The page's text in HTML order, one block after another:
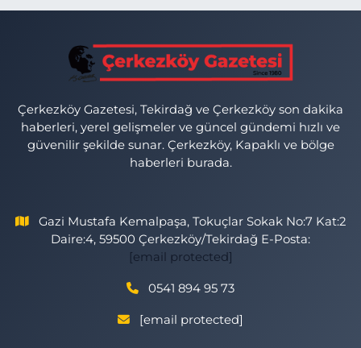
Çerkezköy Gazetesi, Tekirdağ ve Çerkezköy son dakika
haberleri, yerel gelişmeler ve güncel gündemi hızlı ve
güvenilir şekilde sunar. Çerkezköy, Kapaklı ve bölge
haberleri burada.
Gazi Mustafa Kemalpaşa, Tokuçlar Sokak No:7 Kat:2
Daire:4, 59500 Çerkezköy/Tekirdağ E-Posta:
[email protected]
0541 894 95 73
[email protected]